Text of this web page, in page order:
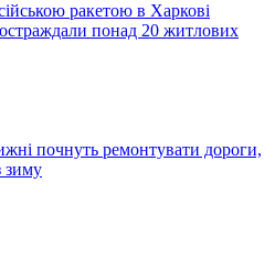
ракетою в Харкові
понад 20 житлових
почнуть ремонтувати дороги,
зиму